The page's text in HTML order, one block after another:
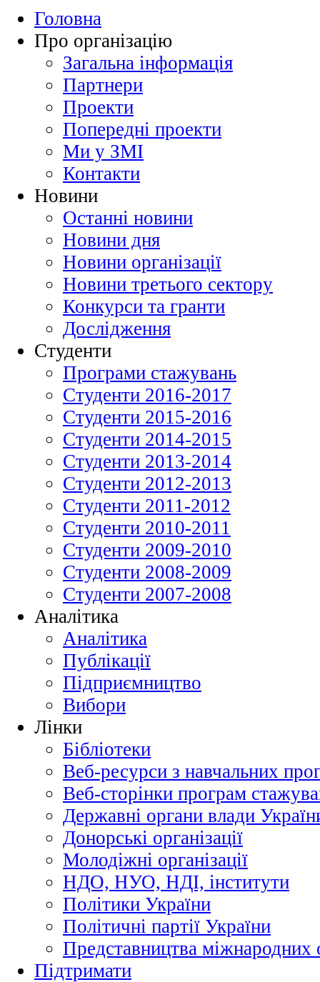
Головна
Про організацію
Загальна інформація
Партнери
Проекти
Попередні проекти
Ми у ЗМІ
Контакти
Новини
Останні новини
Новини дня
Новини організації
Новини третього сектору
Конкурси та гранти
Дослідження
Студенти
Програми стажувань
Студенти 2016-2017
Студенти 2015-2016
Студенти 2014-2015
Студенти 2013-2014
Студенти 2012-2013
Студенти 2011-2012
Студенти 2010-2011
Студенти 2009-2010
Студенти 2008-2009
Студенти 2007-2008
Аналітика
Аналітика
Публікації
Підприємництво
Вибори
Лінки
Бібліотеки
Веб-ресурси з навчальних
Веб-сторінки програм
Державні органи влади
Донорські організації
Молодіжні організації
НДО, НУО, НДІ, інститути
Політики України
Політичні партії України
Представництва міжнародних
Підтримати